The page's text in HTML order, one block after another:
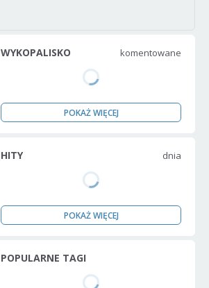
WYKOPALISKO komentowane
POKAŻ WIĘCEJ
HITY dnia
POKAŻ WIĘCEJ
POPULARNE TAGI